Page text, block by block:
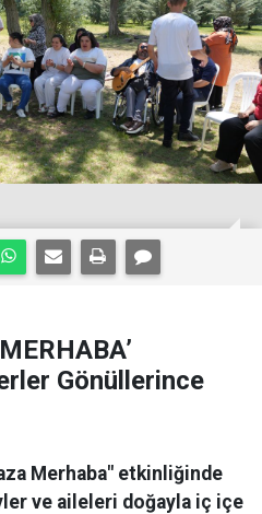
Gönüllerince
Merhaba" etkinliğinde
ve aileleri doğayla iç içe